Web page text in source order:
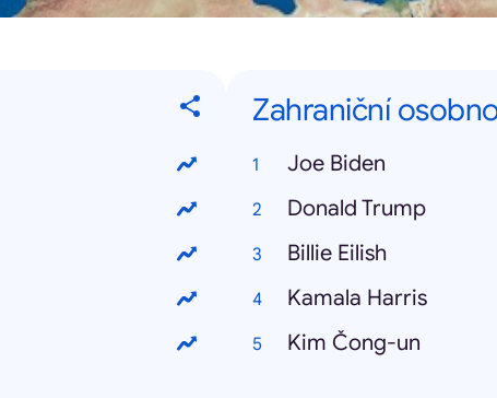
Zahraniční
Joe Biden
Donald Trump
Billie Eilish
Kamala Harris
Kim Čong-un